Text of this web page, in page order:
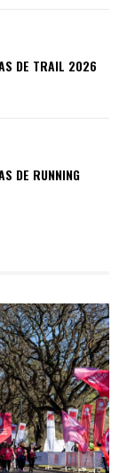
DE TRAIL 2026
DE RUNNING